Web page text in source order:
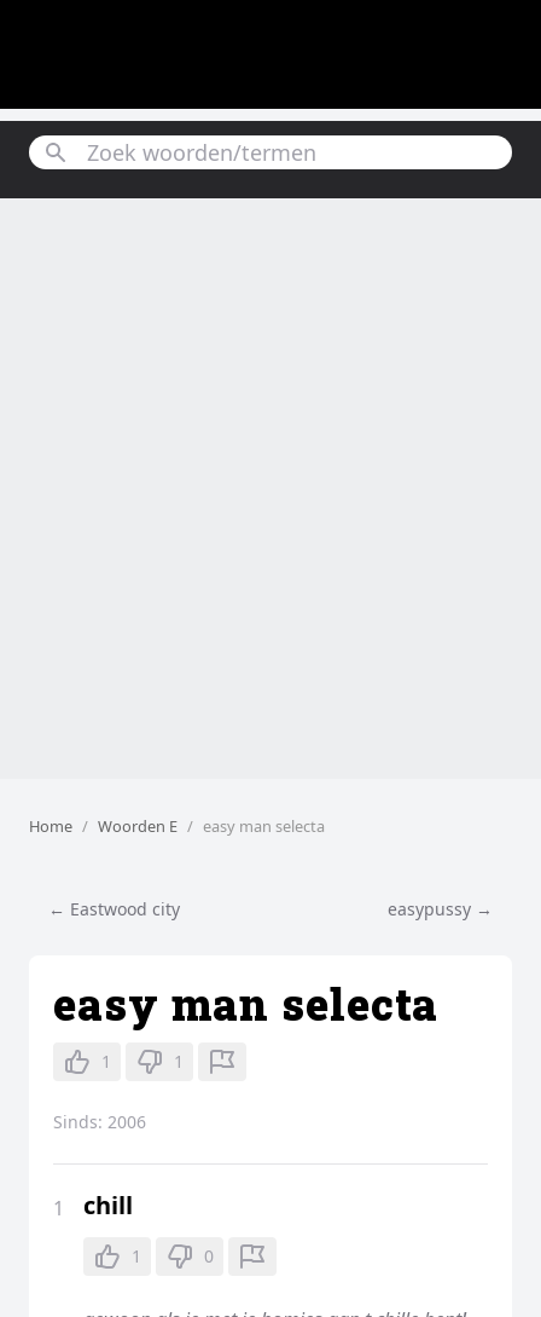
Home Woorden E easy man selecta
← Eastwood city easypussy →
easy man selecta
1 1
Sinds: 2006
1 chill
1 0